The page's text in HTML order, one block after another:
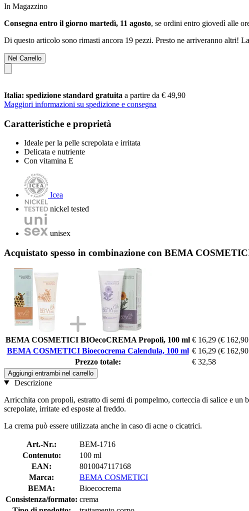
In Magazzino
Consegna entro il giorno martedì, 11 agosto, se ordini entro giovedì alle
Di questo articolo sono rimasti ancora 19 pezzi. Presto ne arriveranno altri!
Nel Carrello
Italia: spedizione standard gratuita a partire da € 49,90
Maggiori informazioni su spedizione e consegna
Caratteristiche e proprietà
Ideale per la pelle screpolata e irritata
Delicata e nutriente
Con vitamina E
Icea
nickel tested
unisex
Acquistato spesso in combinazione con BEMA
BEMA COSMETICI BIOecoCREMA Propoli, 100 ml € 16,29 (€
BEMA COSMETICI Bioecocrema Calendula, 100 ml € 16,29 (€
Prezzo totale:
€ 32,58
Aggiungi entrambi nel carrello
Descrizione
Arricchita con propoli, estratto di semi di pompelmo, corteccia di salice e un
screpolate, irritate ed esposte al freddo.
La crema può essere utilizzata anche in caso di acne o cicatrici.
Art.-Nr.:
BEM-1716
Contenuto:
100 ml
EAN:
8010047117168
Marca:
BEMA COSMETICI
BEMA:
Bioecocrema
Consistenza/formato: crema